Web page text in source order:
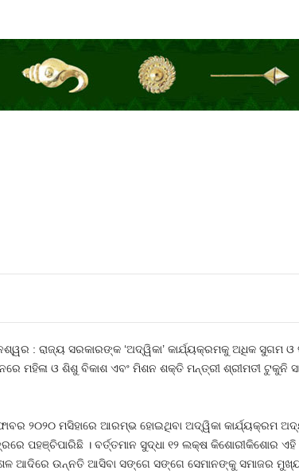
: ରାଜ୍ୟ ସରକାରଙ୍କ ‘ଅଦ୍ୱିକା’ କାର୍ଯ୍ୟକ୍ରମକୁ ଅଧିକ ସୁଗମ ଓ
ମହିଳା ଓ ଶିଶୁ ବିକାଶ ଏବଂ ମିଶନ ଶକ୍ତି ମନ୍ତ୍ରୀ ଶ୍ରୀମତୀ
୨୦୨୦ ମସିହାରେ ଆରମ୍ଭ ହୋଇଥିବା ଅଦ୍ୱିକା କାର୍ଯ୍ୟକ୍ରମ
ପହଞ୍ଚିପାରିଛି । ବର୍ତ୍ତମାନ ସୁଦ୍ଧା ୧୨ ଲକ୍ଷ କିଶୋରୀକିଶୋର ଏହି
ଆଦିରେ ଉନ୍ନତି ଆସିବା ସଙ୍ଗେ ସଙ୍ଗେ ସେମାନଙ୍କୁ ସମାଜର